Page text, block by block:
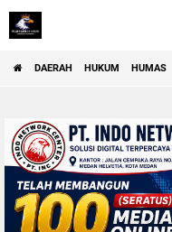
DAERAH HUKUM HUMAS